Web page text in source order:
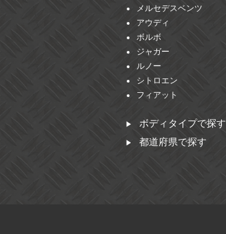
メルセデスベンツ
アウディ
ボルボ
ジャガー
ルノー
シトロエン
フィアット
ボディタイプで探す
都道府県で探す